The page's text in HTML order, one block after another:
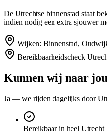
De Utrechtse binnenstad staat
indien nodig een extra sjouwer
Wijken: Binnenstad,
Bereikbaarheidscheck
Kunnen wij naar
Ja — we rijden dagelijks door
Bereikbaar in heel Utrecht